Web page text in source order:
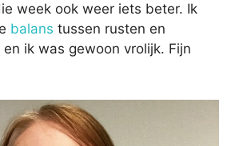
week ook weer iets beter. Ik
balans tussen rusten en
ik was gewoon vrolijk. Fijn